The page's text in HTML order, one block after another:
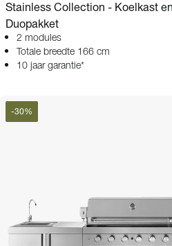
Stainless Collection - Koelkast
Duopakket
2 modules
Totale breedte 166 cm
10 jaar garantie*
-30%